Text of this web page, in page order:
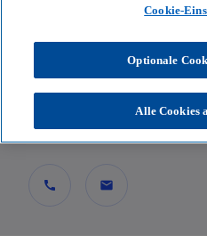
Ines Brunotte
Partner, Financial
KPMG AG
call mail
Cookie-
Optionale
Alle Cookies